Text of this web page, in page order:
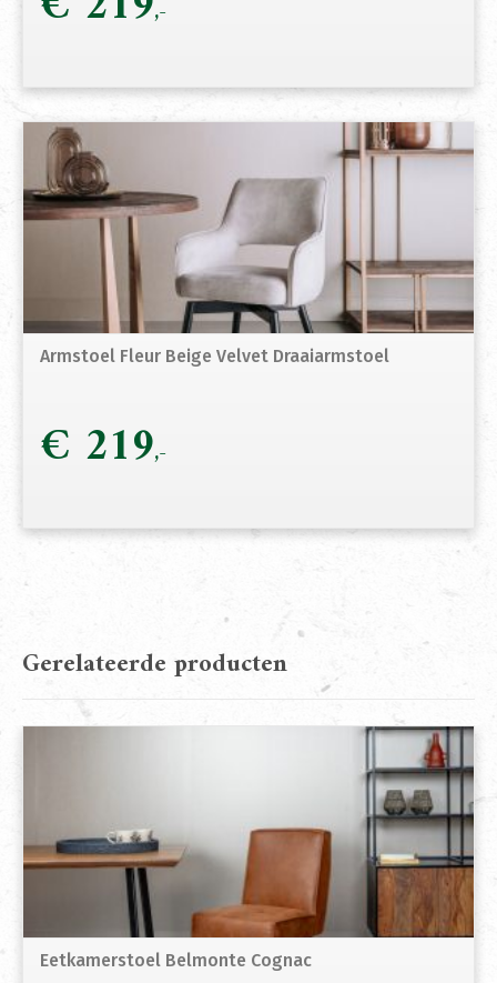
Armstoel Fleur Beige Velvet Draaiarmstoel
€ 219
Gerelateerde producten
Eetkamerstoel Belmonte Cognac